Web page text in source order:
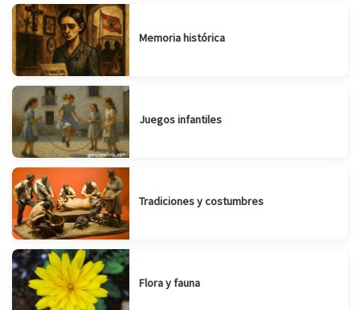
Memoria histórica
Juegos infantiles
Tradiciones y costumbres
Flora y fauna